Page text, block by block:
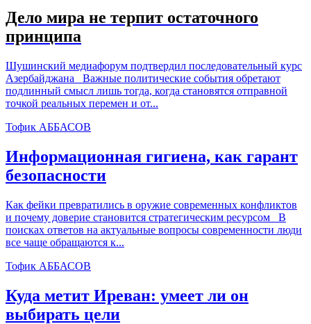
Дело мира не терпит остаточного
принципа
Шушинский медиафорум подтвердил последовательный курс
Азербайджана Важные политические события обретают
подлинный смысл лишь тогда, когда становятся отправной
точкой реальных перемен и от...
Тофик АББАСОВ
Информационная гигиена, как гарант
безопасности
Как фейки превратились в оружие современных конфликтов
и почему доверие становится стратегическим ресурсом В
поисках ответов на актуальные вопросы современности люди
все чаще обращаются к...
Тофик АББАСОВ
Куда метит Иреван: умеет ли он
выбирать цели